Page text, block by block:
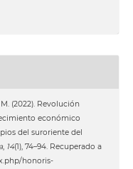
(2022). Revolución
económico
del suroriente del
, 14(1), 74–94. Recuperado a
honoris-